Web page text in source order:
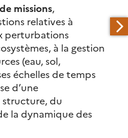
missions,
relatives à
perturbations
à la gestion
(eau, sol,
échelles de temps
d’une
du
la dynamique des